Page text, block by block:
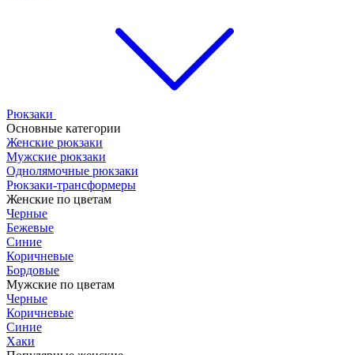
Рюкзаки
Основные категории
Женские рюкзаки
Мужские рюкзаки
Однолямочные рюкзаки
Рюкзаки-трансформеры
Женские по цветам
Черные
Бежевые
Синие
Коричневые
Бордовые
Мужские по цветам
Черные
Коричневые
Синие
Хаки